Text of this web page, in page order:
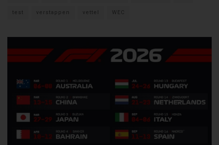
test verstappen vettel WEC